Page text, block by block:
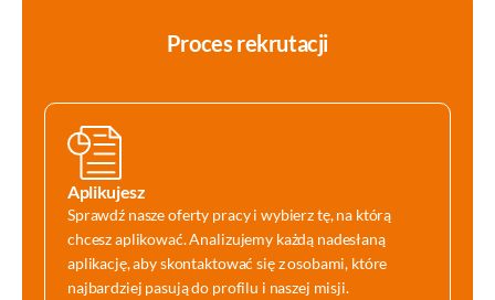
Proces rekrutacji
Aplikujesz
Sprawdź nasze oferty pracy i wybierz tę, na którą
chcesz aplikować. Analizujemy każdą nadesłaną
aplikację, aby skontaktować się z osobami, które
najbardziej pasują do profilu i naszej misji.